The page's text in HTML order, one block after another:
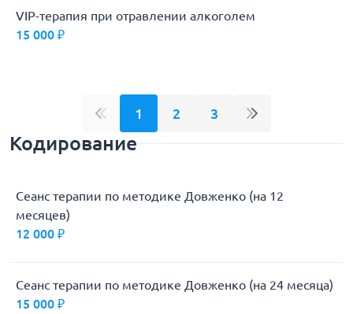
VIP-терапия при отравлении алкоголем
15 000 ₽
1 2 3
Кодирование
Сеанс терапии по методике Довженко (на 12
месяцев)
12 000 ₽
Сеанс терапии по методике Довженко (на 24 месяца)
15 000 ₽